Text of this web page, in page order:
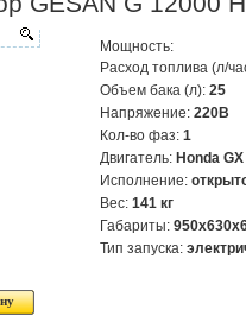
Мощность:
Расход топлива (л/
Объем бака (л): 25
Напряжение: 220В
Кол-во фаз: 1
Двигатель: Honda
Исполнение:
Вес: 141 кг
Габариты:
Тип запуска: